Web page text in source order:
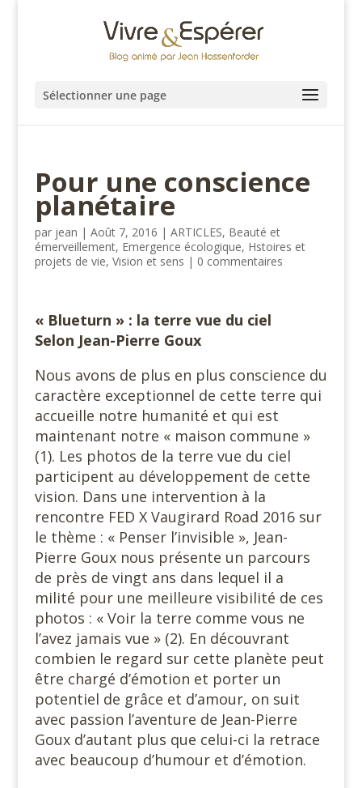
Sélectionner une page
Pour une conscience
planétaire
par jean | Août 7, 2016 | ARTICLES, Beauté et
émerveillement, Emergence écologique, Hstoires et
projets de vie, Vision et sens | 0 commentaires
« Blueturn » : la terre vue du ciel
Selon Jean-Pierre Goux
Nous avons de plus en plus conscience du
caractère exceptionnel de cette terre qui
accueille notre humanité et qui est
maintenant notre « maison commune »
(1). Les photos de la terre vue du ciel
participent au développement de cette
vision. Dans une intervention à la
rencontre FED X Vaugirard Road 2016 sur
le thème : « Penser l’invisible », Jean-
Pierre Goux nous présente un parcours
de près de vingt ans dans lequel il a
milité pour une meilleure visibilité de ces
photos : « Voir la terre comme vous ne
l’avez jamais vue » (2). En découvrant
combien le regard sur cette planète peut
être chargé d’émotion et porter un
potentiel de grâce et d’amour, on suit
avec passion l’aventure de Jean-Pierre
Goux d’autant plus que celui-ci la retrace
avec beaucoup d’humour et d’émotion.